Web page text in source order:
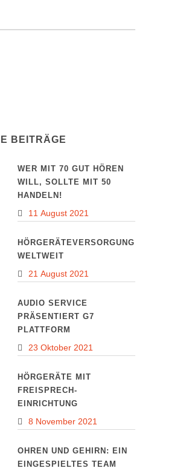
BEITRÄGE
WER MIT 70 GUT HÖREN
WILL, SOLLTE MIT 50
HANDELN!
11 August 2021
HÖRGERÄTEVERSORGUNG
WELTWEIT
21 August 2021
AUDIO SERVICE
PRÄSENTIERT G7
PLATTFORM
23 Oktober 2021
HÖRGERÄTE MIT
FREISPRECH-
EINRICHTUNG
8 November 2021
OHREN UND GEHIRN: EIN
EINGESPIELTES TEAM